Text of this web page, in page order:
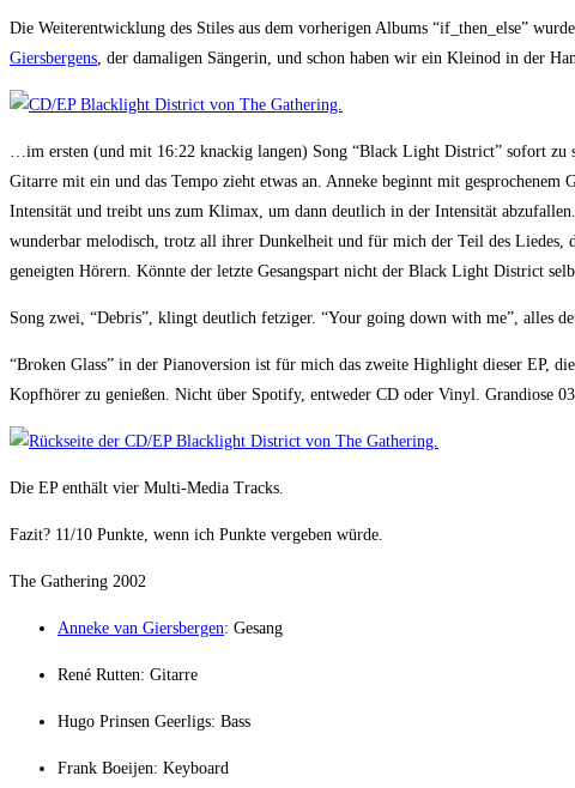
Die Weiterentwicklung des Stiles aus dem vorherigen Albums “if_then_else”
Giersbergens, der damaligen Sängerin, und schon haben wir ein Kleinod in der
…im ersten (und mit 16:22 knackig langen) Song “Black Light District” sofort zu
Gitarre mit ein und das Tempo zieht etwas an. Anneke beginnt mit
Intensität und treibt uns zum Klimax, um dann deutlich in der Intensität
wunderbar melodisch, trotz all ihrer Dunkelheit und für mich der Teil des Liedes,
geneigten Hörern. Könnte der letzte Gesangspart nicht der Black Light District
Song zwei, “Debris”, klingt deutlich fetziger. “Your going down with me”, alles
“Broken Glass” in der Pianoversion ist für mich das zweite Highlight dieser EP,
Kopfhörer zu genießen. Nicht über Spotify, entweder CD oder Vinyl. Grandiose
Die EP enthält vier Multi-Media Tracks.
Fazit? 11/10 Punkte, wenn ich Punkte vergeben würde.
The Gathering 2002
Anneke van Giersbergen: Gesang
René Rutten: Gitarre
Hugo Prinsen Geerligs: Bass
Frank Boeijen: Keyboard